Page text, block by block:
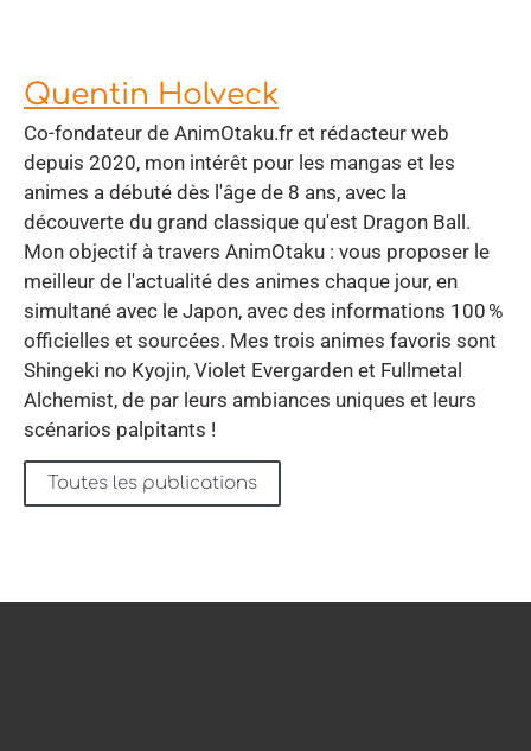
Quentin Holveck
Co-fondateur de AnimOtaku.fr et rédacteur web
depuis 2020, mon intérêt pour les mangas et les
animes a débuté dès l'âge de 8 ans, avec la
découverte du grand classique qu'est Dragon Ball.
Mon objectif à travers AnimOtaku : vous proposer le
meilleur de l'actualité des animes chaque jour, en
simultané avec le Japon, avec des informations 100 %
officielles et sourcées. Mes trois animes favoris sont
Shingeki no Kyojin, Violet Evergarden et Fullmetal
Alchemist, de par leurs ambiances uniques et leurs
scénarios palpitants !
Toutes les publications